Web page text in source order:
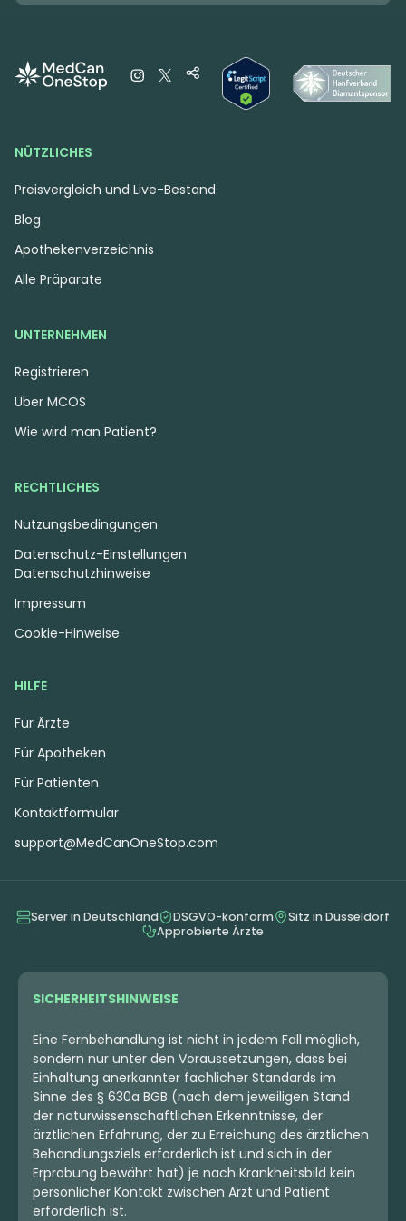
NÜTZLICHES
Preisvergleich und Live-Bestand
Blog
Apothekenverzeichnis
Alle Präparate
UNTERNEHMEN
Registrieren
Über MCOS
Wie wird man Patient?
HILFE
Für Ärzte
Für Apotheken
Für Patienten
Kontaktformular
support@MedCanOneStop.com
RECHTLICHES
Nutzungsbedingungen
Datenschutzhinweise
Impressum
Cookie-Hinweise
Datenschutz-Einstellungen
Server in Deutschland DSGVO-konform
Sitz in Düsseldorf
Approbierte Ärzte
SICHERHEITSHINWEISE
Eine Fernbehandlung ist nicht in jedem Fall möglich,
sondern nur unter den Voraussetzungen, dass bei
Einhaltung anerkannter fachlicher Standards im
Sinne des § 630a BGB (nach dem jeweiligen Stand
der naturwissenschaftlichen Erkenntnisse, der
ärztlichen Erfahrung, der zu Erreichung des ärztlichen
Behandlungsziels erforderlich ist und sich in der
Erprobung bewährt hat) je nach Krankheitsbild kein
persönlicher Kontakt zwischen Arzt und Patient
erforderlich ist.